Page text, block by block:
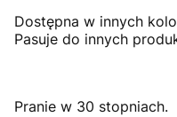
Dostępna w innych
Pasuje do innych
Pranie w 30 stopniach.